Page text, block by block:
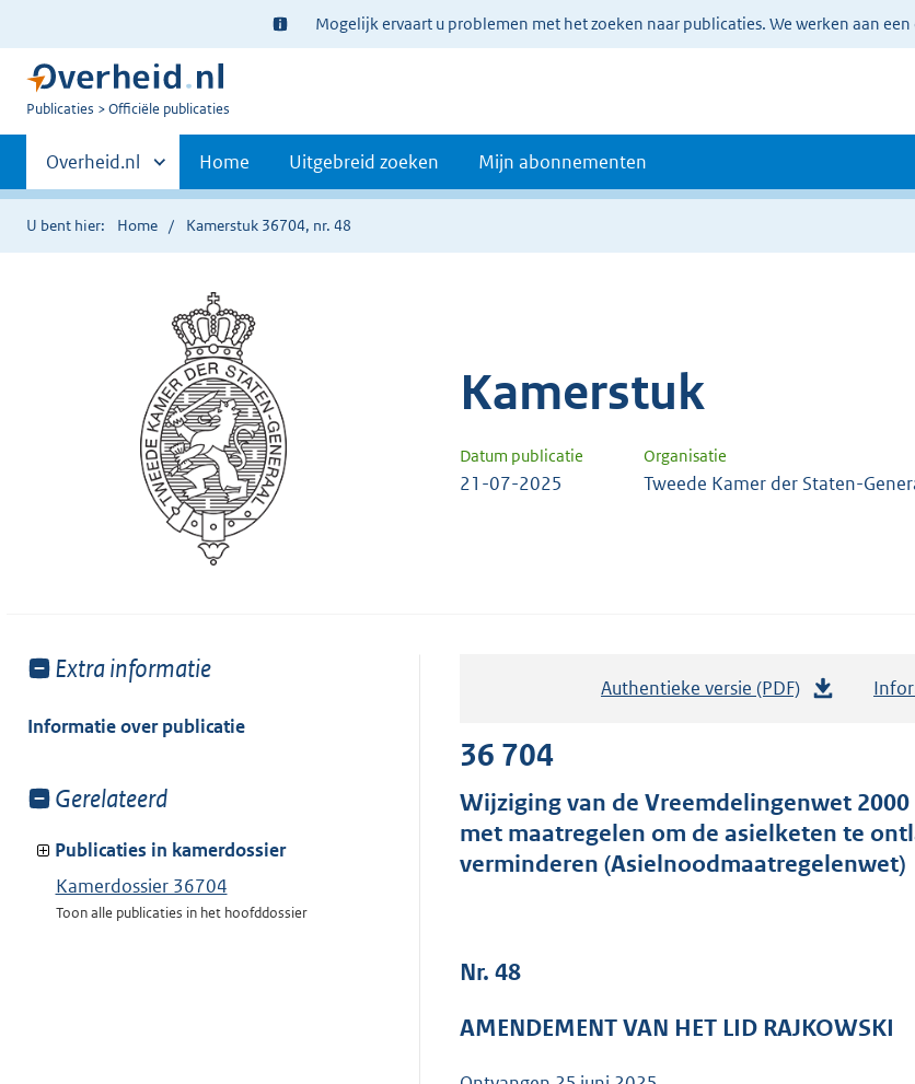
Ter
informatie:
Mogelijk ervaart u problemen met het zoeken naar publicaties. We werken aan
U
Publicaties Officiële publicaties
Primaire
navigatie
Andere
sites
binnen
Overheid.nl Home Uitgebreid zoeken Mijn abonnementen
U bent hier: Home Kamerstuk 36704, nr. 48
Kamerstuk
Datum publicatie Organisatie
21-07-2025 Tweede Kamer der Staten-
Toon
van:
Extra informatie
Informatie over publicatie
Toon
van:
Gerelateerd
Publicaties in kamerdossier
Kamerdossier 36704
Toon alle publicaties in het hoofddossier
Authentieke versie (PDF)
a
n
d
t
36 704
Wijziging van de Vreemdelingenwet
met maatregelen om de asielketen te
verminderen (Asielnoodmaatregelenwet)
Nr. 48
AMENDEMENT VAN HET LID RAJKOWSKI